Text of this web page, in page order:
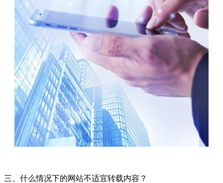
三、什么情况下的网站不适宜转载内容？